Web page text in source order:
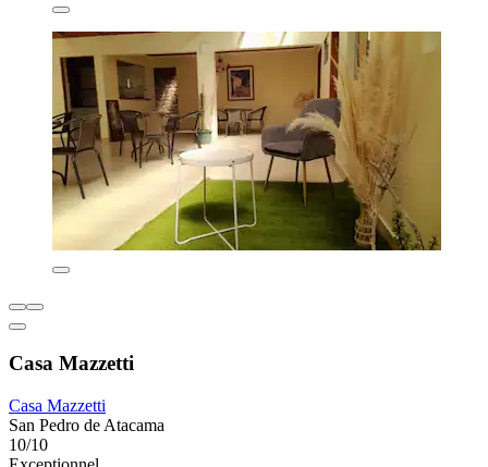
Casa Mazzetti
Casa Mazzetti
San Pedro de Atacama
10/10